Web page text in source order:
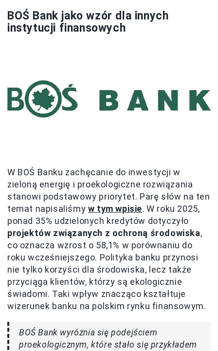
BOŚ Bank jako wzór dla innych
instytucji finansowych
W BOŚ Banku zachęcanie do inwestycji w
zieloną energię i proekologiczne rozwiązania
stanowi podstawowy priorytet. Parę słów na ten
temat napisaliśmy w tym wpisie. W roku 2025,
ponad 35% udzielonych kredytów dotyczyło
projektów związanych z ochroną środowiska,
co oznacza wzrost o 58,1% w porównaniu do
roku wcześniejszego. Polityka banku przynosi
nie tylko korzyści dla środowiska, lecz także
przyciąga klientów, którzy są ekologicznie
świadomi. Taki wpływ znacząco kształtuje
wizerunek banku na polskim rynku finansowym.
BOŚ Bank wyróżnia się podejściem
proekologicznym, które stało się przykładem